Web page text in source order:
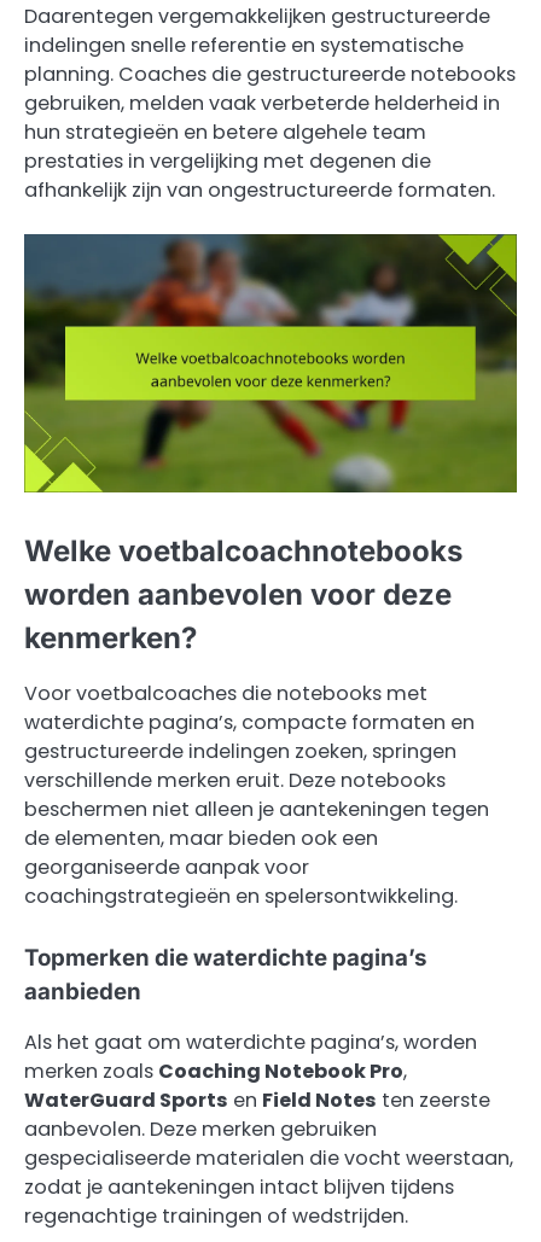
Daarentegen vergemakkelijken gestructureerde
indelingen snelle referentie en systematische
planning. Coaches die gestructureerde notebooks
gebruiken, melden vaak verbeterde helderheid in
hun strategieën en betere algehele team
prestaties in vergelijking met degenen die
afhankelijk zijn van ongestructureerde formaten.
Welke voetbalcoachnotebooks
worden aanbevolen voor deze
kenmerken?
Voor voetbalcoaches die notebooks met
waterdichte pagina’s, compacte formaten en
gestructureerde indelingen zoeken, springen
verschillende merken eruit. Deze notebooks
beschermen niet alleen je aantekeningen tegen
de elementen, maar bieden ook een
georganiseerde aanpak voor
coachingstrategieën en spelersontwikkeling.
Topmerken die waterdichte pagina’s
aanbieden
Als het gaat om waterdichte pagina’s, worden
merken zoals Coaching Notebook Pro,
WaterGuard Sports en Field Notes ten zeerste
aanbevolen. Deze merken gebruiken
gespecialiseerde materialen die vocht weerstaan,
zodat je aantekeningen intact blijven tijdens
regenachtige trainingen of wedstrijden.